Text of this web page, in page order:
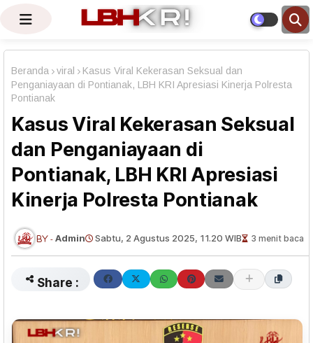
Beranda viral
Kasus Viral Kekerasan Seksual dan
Penganiayaan di Pontianak, LBH KRI Apresiasi Kinerja Polresta
Pontianak
Kasus Viral Kekerasan Seksual
dan Penganiayaan di
Pontianak, LBH KRI Apresiasi
Kinerja Polresta Pontianak
Admin Sabtu, 2 Agustus 2025, 11.20 WIB 3 menit baca